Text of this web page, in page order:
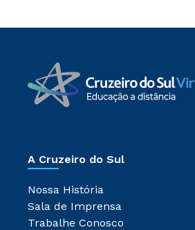
A Cruzeiro do Sul
Nossa História
Sala de Imprensa
Trabalhe Conosco